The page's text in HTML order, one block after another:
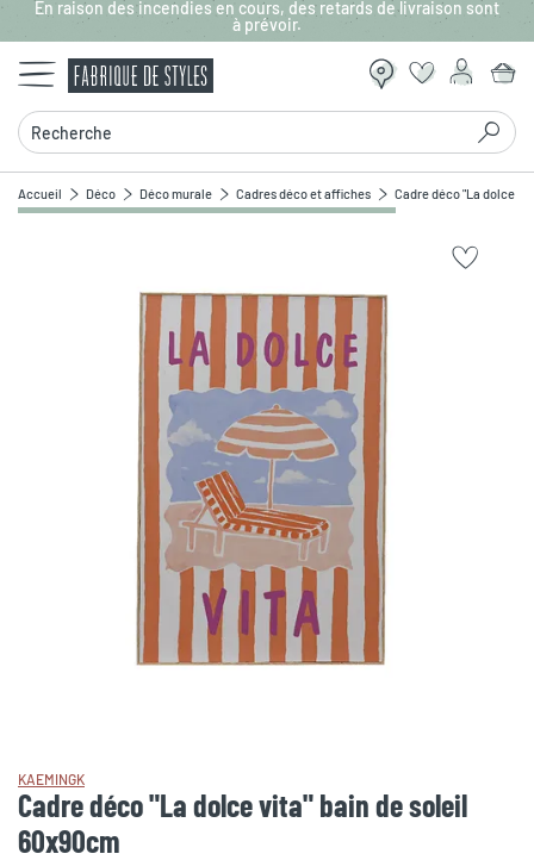
Aller au contenu principal
En raison des incendies en cours, des retards de livraison sont
à prévoir.
Recherche
Accueil Déco Déco murale Cadres déco et affiches Cadre déco "La dolce
Zoomer sur l'image
KAEMINGK
Cadre déco "La dolce vita" bain de soleil
60x90cm